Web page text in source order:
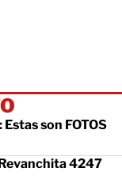
son FOTOS
4247